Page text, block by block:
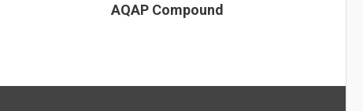
AQAP Compound